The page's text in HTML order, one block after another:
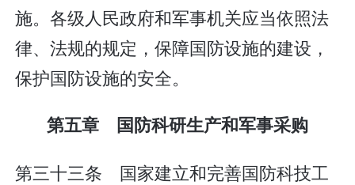
施。各级人民政府和军事机关应当依照法
律、法规的规定，保障国防设施的建设，
保护国防设施的安全。
第五章 国防科研生产和军事采购
第三十三条 国家建立和完善国防科技工